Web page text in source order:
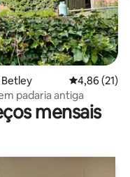
Betley 4,86 de uma
4,86 (21)
padaria antiga
mensais